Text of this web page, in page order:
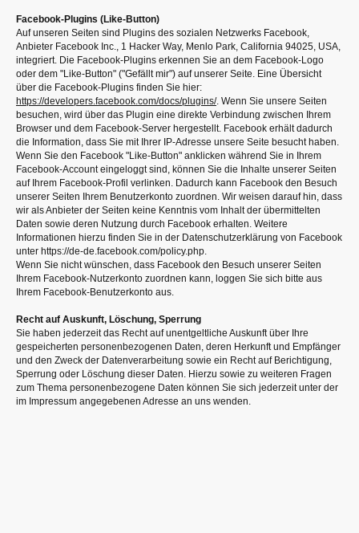
Facebook-Plugins (Like-Button)
Auf unseren Seiten sind Plugins des sozialen Netzwerks Facebook,
Anbieter Facebook Inc., 1 Hacker Way, Menlo Park, California 94025, USA,
integriert. Die Facebook-Plugins erkennen Sie an dem Facebook-Logo
oder dem "Like-Button" ("Gefällt mir") auf unserer Seite. Eine Übersicht
über die Facebook-Plugins finden Sie hier:
https://developers.facebook.com/docs/plugins/. Wenn Sie unsere Seiten
besuchen, wird über das Plugin eine direkte Verbindung zwischen Ihrem
Browser und dem Facebook-Server hergestellt. Facebook erhält dadurch
die Information, dass Sie mit Ihrer IP-Adresse unsere Seite besucht haben.
Wenn Sie den Facebook "Like-Button" anklicken während Sie in Ihrem
Facebook-Account eingeloggt sind, können Sie die Inhalte unserer Seiten
auf Ihrem Facebook-Profil verlinken. Dadurch kann Facebook den Besuch
unserer Seiten Ihrem Benutzerkonto zuordnen. Wir weisen darauf hin, dass
wir als Anbieter der Seiten keine Kenntnis vom Inhalt der übermittelten
Daten sowie deren Nutzung durch Facebook erhalten. Weitere
Informationen hierzu finden Sie in der Datenschutzerklärung von Facebook
unter https://de-de.facebook.com/policy.php.
Wenn Sie nicht wünschen, dass Facebook den Besuch unserer Seiten
Ihrem Facebook-Nutzerkonto zuordnen kann, loggen Sie sich bitte aus
Ihrem Facebook-Benutzerkonto aus.
Recht auf Auskunft, Löschung, Sperrung
Sie haben jederzeit das Recht auf unentgeltliche Auskunft über Ihre
gespeicherten personenbezogenen Daten, deren Herkunft und Empfänger
und den Zweck der Datenverarbeitung sowie ein Recht auf Berichtigung,
Sperrung oder Löschung dieser Daten. Hierzu sowie zu weiteren Fragen
zum Thema personenbezogene Daten können Sie sich jederzeit unter der
im Impressum angegebenen Adresse an uns wenden.